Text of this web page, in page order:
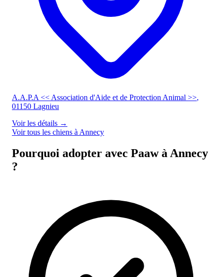
A.A.P.A << Association d'Aide et de Protection Animal >>,
01150 Lagnieu
Voir les détails →
Voir tous les chiens à Annecy
Pourquoi adopter avec Paaw à Annecy
?